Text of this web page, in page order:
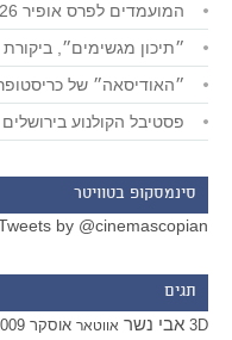
המועמדים לפרס אופיר 2026: ״עצמאות״ מוביל
״תיכון מגשימים״, ביקורת
״האודיסאה״ של
פסטיבל הקולנוע בירושלים 2026: שמונה או תשע המלצות
סינמסקופ בטוויטר
by @cinemascopian
תגים
3D אבי נשר אווטאר אוסקר 2009